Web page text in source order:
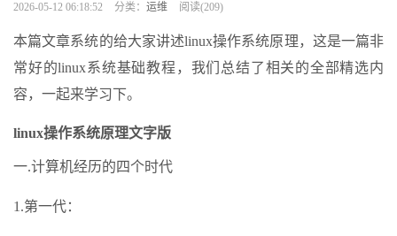
2026-05-12 06:18:52 分类： 运维 阅读(209)
本篇文章系统的给大家讲述linux操作系统原理，这是一篇非
常好的linux系统基础教程，我们总结了相关的全部精选内
容，一起来学习下。
linux操作系统原理文字版
一.计算机经历的四个时代
1.第一代：